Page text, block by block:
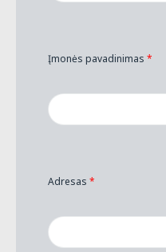
Įmonės pavadinimas *
Adresas *